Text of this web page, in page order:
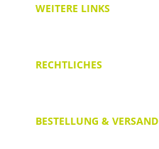
WEITERE LINKS
RECHTLICHES
BESTELLUNG & VERSAND